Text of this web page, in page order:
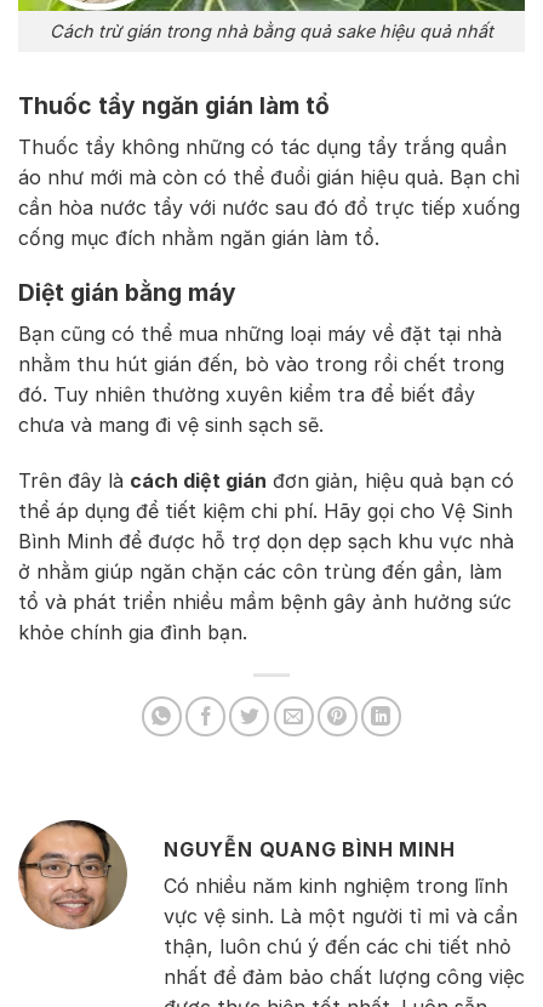
Cách trừ gián trong nhà bằng quả sake hiệu quả nhất
Thuốc tẩy ngăn gián làm tổ
Thuốc tẩy không những có tác dụng tẩy trắng quần
áo như mới mà còn có thể đuổi gián hiệu quả. Bạn chỉ
cần hòa nước tẩy với nước sau đó đổ trực tiếp xuống
cống mục đích nhằm ngăn gián làm tổ.
Diệt gián bằng máy
Bạn cũng có thể mua những loại máy về đặt tại nhà
nhằm thu hút gián đến, bò vào trong rồi chết trong
đó. Tuy nhiên thường xuyên kiểm tra để biết đầy
chưa và mang đi vệ sinh sạch sẽ.
Trên đây là cách diệt gián đơn giản, hiệu quả bạn có
thể áp dụng để tiết kiệm chi phí. Hãy gọi cho Vệ Sinh
Bình Minh để được hỗ trợ dọn dẹp sạch khu vực nhà
ở nhằm giúp ngăn chặn các côn trùng đến gần, làm
tổ và phát triển nhiều mầm bệnh gây ảnh hưởng sức
khỏe chính gia đình bạn.
NGUYỄN QUANG BÌNH MINH
Có nhiều năm kinh nghiệm trong lĩnh
vực vệ sinh. Là một người tỉ mỉ và cẩn
thận, luôn chú ý đến các chi tiết nhỏ
nhất để đảm bảo chất lượng công việc